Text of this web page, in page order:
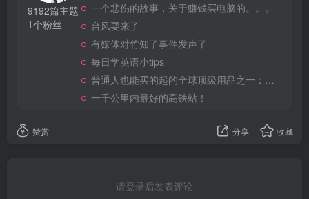
9192篇主题
1个粉丝
一个悲伤的故事，关于赚钱买电脑的。。。
台风要来了
有媒体对竹知了事件发声了
每日学英语小tips
普通人也能买的起的全球顶级用品之一：WD-40润滑除锈剂！
一千公里内最好的高铁站！
赞赏 分享 收藏
请登录后发表评论